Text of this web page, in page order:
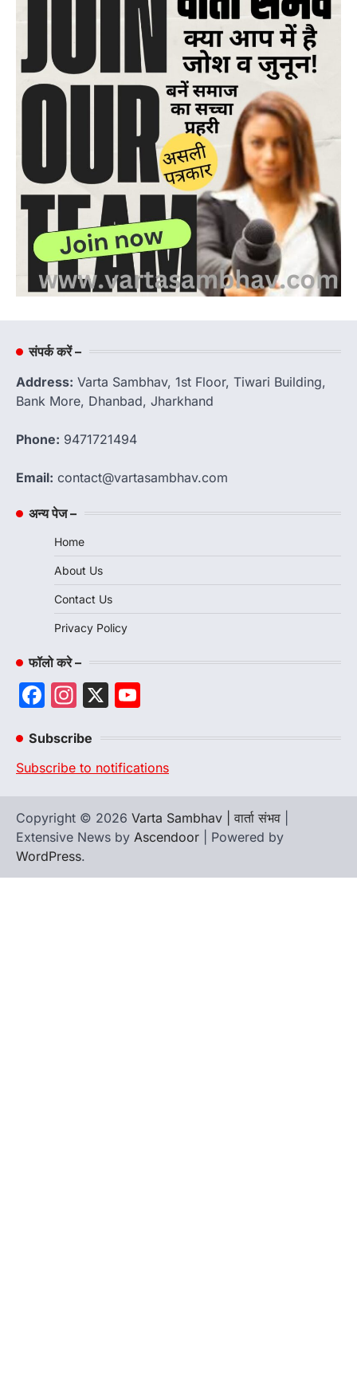
संपर्क करें –
Address: Varta Sambhav, 1st Floor, Tiwari Building,
Bank More, Dhanbad, Jharkhand
Phone: 9471721494
Email: contact@vartasambhav.com
अन्य पेज –
Home
About Us
Contact Us
Privacy Policy
फॉलो करे –
Facebook
Instagram
X
Subscribe
Subscribe to notifications
Copyright © 2026 Varta Sambhav | वार्ता संभव
Extensive News by Ascendoor | Powered by
WordPress.